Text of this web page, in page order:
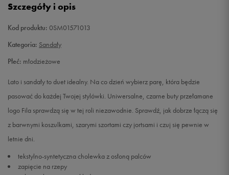
38 24 cm
39 24,75 cm Powiadom o dostępności
Szczegóły i opis
Kod produktu: 0SM01571013
Kategoria: Sandały
Płeć: młodzieżowe
Lato i sandały to duet idealny. Na co dzień wybierz parę, która będzie
pasować do każdej Twojej stylówki. Uniwersalne, czarne buty przełamane
logo Fila sprawdzą się w tej roli niezawodnie. Sprawdź, jak dobrze łączą się
z barwnymi koszulkami, szarymi szortami czy jortsami i czuj się pewnie w
letnie dni.
tekstylno-syntetyczna cholewka z osłoną palców
zapięcie na rzepy